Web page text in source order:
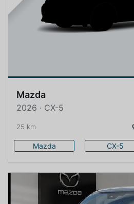
Mazda
2026 · CX-5
25 km
Mazda CX-5